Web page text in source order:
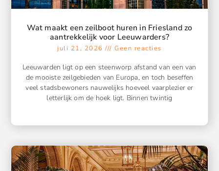
Wat maakt een zeilboot huren in Friesland zo
aantrekkelijk voor Leeuwarders?
juli 21, 2026 Geen reacties
Leeuwarden ligt op een steenworp afstand van een van
de mooiste zeilgebieden van Europa, en toch beseffen
veel stadsbewoners nauwelijks hoeveel vaarplezier er
letterlijk om de hoek ligt. Binnen twintig